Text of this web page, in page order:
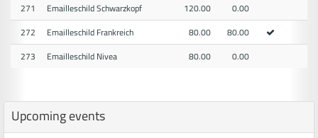
271
Emailleschild Schwarzkopf 120.00
0.00
272
Emailleschild Frankreich 80.00
80.00
273
Emailleschild Nivea 80.00 0.00
Upcoming events